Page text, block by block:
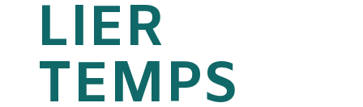
LIER
TEMPS